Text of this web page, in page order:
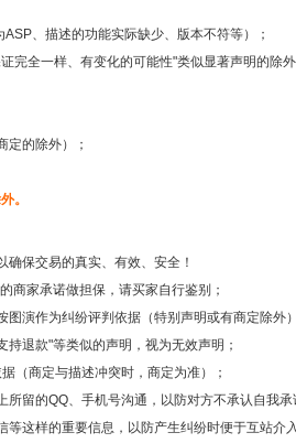
、描述的功能实际缺少、版本不符等）；
完全一样、有变化的可能性"类似显著声明的除外
定的除外）；
。
保交易的真实、有效、安全！
商家承诺做担保，请买家自行鉴别；
演作为纠纷评判依据（特别声明或有商定除外
退款"等类似的声明，视为无效声明；
（商定与描述冲突时，商定为准）；
留的QQ、手机号沟通，以防对方不承认自我承
这样的重要信息，以防产生纠纷时便于互站介入